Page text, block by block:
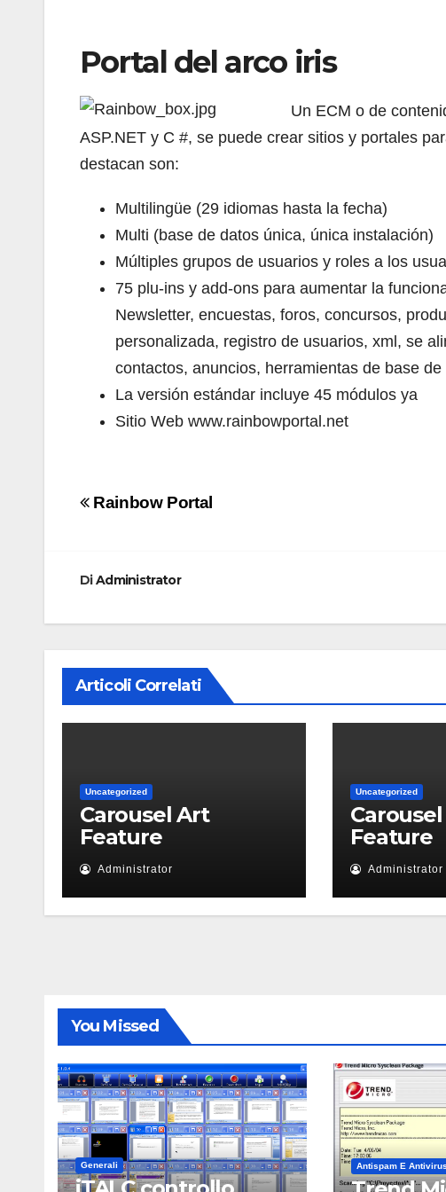
Portal del arco iris
Un ECM o de
ASP.NET y C #, se puede crear sitios y portales
destacan son:
Multilingüe (29 idiomas hasta la fecha)
Multi (base de datos única, única instalación)
Múltiples grupos de usuarios y roles a los
75 plu-ins y add-ons para aumentar la
Newsletter, encuestas, foros, concursos,
personalizada, registro de usuarios, xml, se
contactos, anuncios, herramientas de base
La versión estándar incluye 45 módulos ya
Sitio Web www.rainbowportal.net
Navigazione
Rainbow Portal
DiAdministrator
Articoli Correlati
Uncategorized
Carousel Art
Feature
Administrator
Uncategorized
Feature
Administrator
You Missed
Generali Antispam E Antivirus